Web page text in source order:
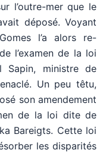
l’outre-mer que le
déposé. Voyant
l’a alors re-
l’examen de la loi
Sapin, ministre de
Un peu têtu,
son amendement
de la loi dite de
Bareigts. Cette loi
les disparités